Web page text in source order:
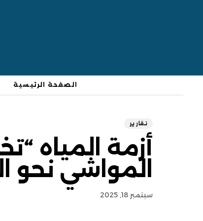
الصفحة الرئيسية
تقارير
أزمة المياه
المواشي نحو
سبتمبر 18, 2025